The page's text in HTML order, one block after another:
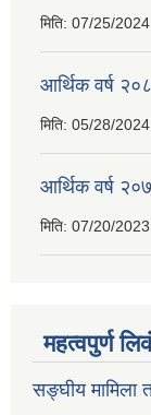
मिति: 07/25/
आर्थिक वर्ष
मिति: 05/28/
आर्थिक वर्ष
मिति: 07/20/
महत्वपुर्ण
सङ्घीय मामिला